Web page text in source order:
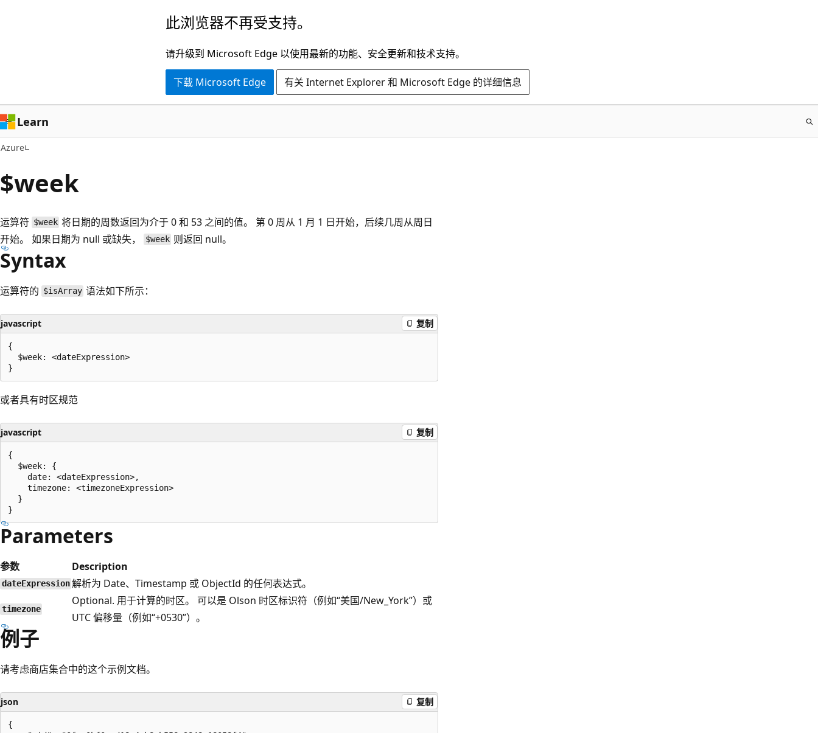
容
此浏览器不再受支持。
请升级到 Microsoft Edge 以使用最新的功能、安全更新和技术支持。
下载 Microsoft Edge 有关 Internet Explorer 和 Microsoft Edge 的详细信息
Learn
Azure
$week
运算符 $week 将日期的周数返回为介于 0 和 53 之间的值。 第 0 周从 1 月 1 日开始，后续几周从周日
开始。 如果日期为 null 或缺失，
$week 则返回 null。
Syntax
运算符的 $isArray 语法如下所示：
javascript 复制
{
  $week: <dateExpression>
或者具有时区规范
javascript 复制
{
  $week: {
    date: <dateExpression>,
    timezone: <timezoneExpression>
  }
Parameters
参数 Description
dateExpression 解析为 Date、Timestamp 或 ObjectId 的任何表达式。
timezone
Optional. 用于计算的时区。 可以是 Olson 时区标识符（例如“美国/New_York”）或
UTC 偏移量（例如“+0530”）。
例子
请考虑商店集合中的这个示例文档。
json 复制
{